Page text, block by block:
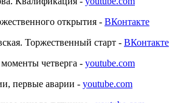
открытия - ВКонтакте
Торжественный старт - ВКонтакте
четверга - youtube.com
первые аварии - youtube.com